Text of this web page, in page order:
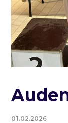
01.02.2026